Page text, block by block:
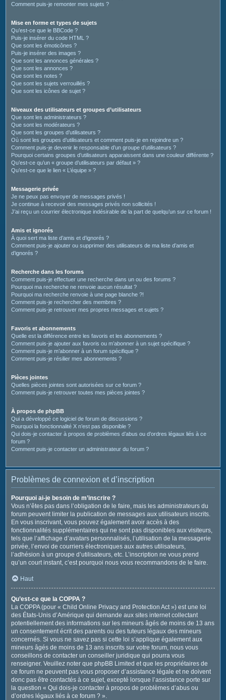
Comment puis-je remonter mes sujets ?
Mise en forme et types de sujets
Qu’est-ce que le BBCode ?
Puis-je insérer du code HTML ?
Que sont les émoticônes ?
Puis-je insérer des images ?
Que sont les annonces générales ?
Que sont les annonces ?
Que sont les notes ?
Que sont les sujets verrouillés ?
Que sont les icônes de sujet ?
Niveaux des utilisateurs et groupes d’utilisateurs
Que sont les administrateurs ?
Que sont les modérateurs ?
Que sont les groupes d’utilisateurs ?
Où sont les groupes d’utilisateurs et comment puis-je en rejoindre un ?
Comment puis-je devenir le responsable d’un groupe d’utilisateurs ?
Pourquoi certains groupes d’utilisateurs apparaissent dans une couleur différente ?
Qu’est-ce qu’un « groupe d’utilisateurs par défaut » ?
Qu’est-ce que le lien « L’équipe » ?
Messagerie privée
Je ne peux pas envoyer de messages privés !
Je continue à recevoir des messages privés non sollicités !
J’ai reçu un courrier électronique indésirable de la part de quelqu’un sur ce forum !
Amis et ignorés
À quoi sert ma liste d’amis et d’ignorés ?
Comment puis-je ajouter ou supprimer des utilisateurs de ma liste d’amis et
d’ignorés ?
Recherche dans les forums
Comment puis-je effectuer une recherche dans un ou des forums ?
Pourquoi ma recherche ne renvoie aucun résultat ?
Pourquoi ma recherche renvoie à une page blanche ?!
Comment puis-je rechercher des membres ?
Comment puis-je retrouver mes propres messages et sujets ?
Favoris et abonnements
Quelle est la différence entre les favoris et les abonnements ?
Comment puis-je ajouter aux favoris ou m’abonner à un sujet spécifique ?
Comment puis-je m’abonner à un forum spécifique ?
Comment puis-je résilier mes abonnements ?
Pièces jointes
Quelles pièces jointes sont autorisées sur ce forum ?
Comment puis-je retrouver toutes mes pièces jointes ?
À propos de phpBB
Qui a développé ce logiciel de forum de discussions ?
Pourquoi la fonctionnalité X n’est pas disponible ?
Qui dois-je contacter à propos de problèmes d’abus ou d’ordres légaux liés à ce
forum ?
Comment puis-je contacter un administrateur du forum ?
Problèmes de connexion et d’inscription
Pourquoi ai-je besoin de m’inscrire ?
Vous n’êtes pas dans l’obligation de le faire, mais les administrateurs du
forum peuvent limiter la publication de messages aux utilisateurs inscrits.
En vous inscrivant, vous pouvez également avoir accès à des
fonctionnalités supplémentaires qui ne sont pas disponibles aux visiteurs,
tels que l’affichage d’avatars personnalisés, l’utilisation de la messagerie
privée, l’envoi de courriers électroniques aux autres utilisateurs,
l’adhésion à un groupe d’utilisateurs, etc. L’inscription ne vous prend
qu’un court instant, c’est pourquoi nous vous recommandons de le faire.
Haut
Qu’est-ce que la COPPA ?
La COPPA (pour « Child Online Privacy and Protection Act ») est une loi
des États-Unis d’Amérique qui demande aux sites internet collectant
potentiellement des informations sur les mineurs âgés de moins de 13 ans
un consentement écrit des parents ou des tuteurs légaux des mineurs
concernés. Si vous ne savez pas si cette loi s’applique également aux
mineurs âgés de moins de 13 ans inscrits sur votre forum, nous vous
conseillons de contacter un conseiller juridique qui pourra vous
renseigner. Veuillez noter que phpBB Limited et que les propriétaires de
ce forum ne peuvent pas vous proposer d’assistance légale et ne doivent
donc pas être contactés à ce sujet, excepté lorsque l’assistance porte sur
la question « Qui dois-je contacter à propos de problèmes d’abus ou
d’ordres légaux liés à ce forum ? ».